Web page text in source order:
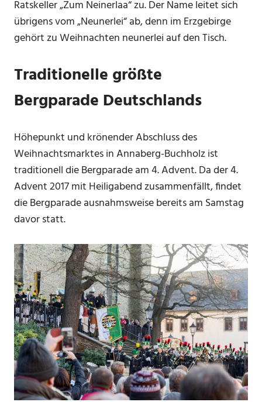
Ratskeller „Zum Neinerlaa“ zu. Der Name leitet sich
übrigens vom „Neunerlei“ ab, denn im Erzgebirge
gehört zu Weihnachten neunerlei auf den Tisch.
Traditionelle größte
Bergparade Deutschlands
Höhepunkt und krönender Abschluss des
Weihnachtsmarktes in Annaberg-Buchholz ist
traditionell die Bergparade am 4. Advent. Da der 4.
Advent 2017 mit Heiligabend zusammenfällt, findet
die Bergparade ausnahmsweise bereits am Samstag
davor statt.